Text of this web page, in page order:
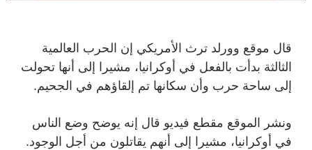
قال موقع وورلد ترث الأمريكي إن الحرب العالمية
الثالثة بدأت بالفعل في أوكرانيا، مشيرا إلى أنها تحولت
إلى ساحة حرب وأن سكانها تم إلقاؤهم في الجحيم.
ونشر الموقع مقطع فيديو قال إنه يوضح وضع الناس
في أوكرانيا، مشيرا إلى أنهم يقاتلون من أجل الوجود.